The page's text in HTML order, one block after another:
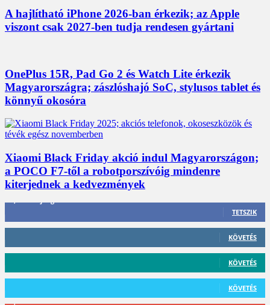
A hajlítható iPhone 2026-ban érkezik; az Apple
viszont csak 2027-ben tudja rendesen gyártani
OnePlus 15R, Pad Go 2 és Watch Lite érkezik
Magyarországra; zászlóshajó SoC, stylusos tablet és
könnyű okosóra
Xiaomi Black Friday akció indul Magyarországon;
a POCO F7-től a robotporszívóig mindenre
kiterjednek a kedvezmények
TETSZIK
412 Követő
KÖVETÉS
59 Követő
KÖVETÉS
101 Követő
KÖVETÉS
2,589 Feliratkozó